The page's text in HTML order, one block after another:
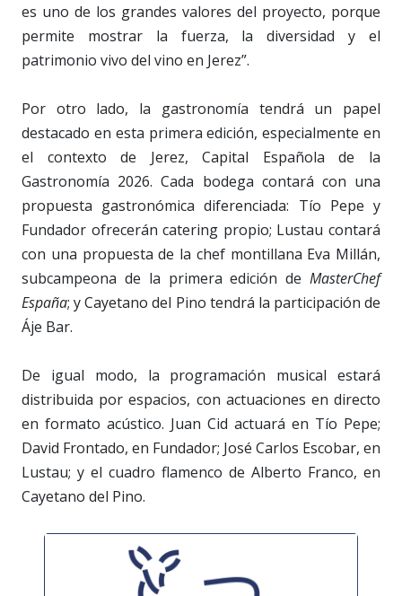
es uno de los grandes valores del proyecto, porque
permite mostrar la fuerza, la diversidad y el
patrimonio vivo del vino en Jerez”.
Por otro lado, la gastronomía tendrá un papel
destacado en esta primera edición, especialmente en
el contexto de Jerez, Capital Española de la
Gastronomía 2026. Cada bodega contará con una
propuesta gastronómica diferenciada: Tío Pepe y
Fundador ofrecerán catering propio; Lustau contará
con una propuesta de la chef montillana Eva Millán,
subcampeona de la primera edición de MasterChef
España; y Cayetano del Pino tendrá la participación de
Áje Bar.
De igual modo, la programación musical estará
distribuida por espacios, con actuaciones en directo
en formato acústico. Juan Cid actuará en Tío Pepe;
David Frontado, en Fundador; José Carlos Escobar, en
Lustau; y el cuadro flamenco de Alberto Franco, en
Cayetano del Pino.